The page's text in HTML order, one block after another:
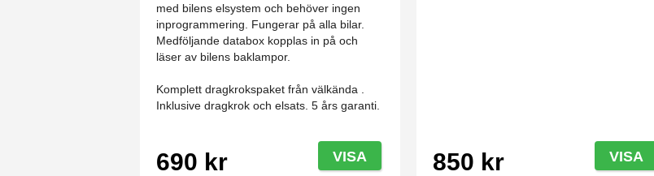
med bilens elsystem och behöver ingen
inprogrammering. Fungerar på alla bilar.
Medföljande databox kopplas in på och
läser av bilens baklampor.
Komplett dragkrokspaket från välkända .
Inklusive dragkrok och elsats. 5 års garanti.
690 kr VISA 850 kr VISA